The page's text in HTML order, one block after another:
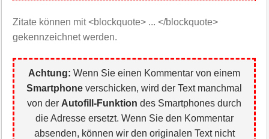
Zitate können mit <blockquote> ... </blockquote>
gekennzeichnet werden.
Achtung: Wenn Sie einen Kommentar von einem
Smartphone verschicken, wird der Text manchmal
von der Autofill-Funktion des Smartphones durch
die Adresse ersetzt. Wenn Sie den Kommentar
absenden, können wir den originalen Text nicht